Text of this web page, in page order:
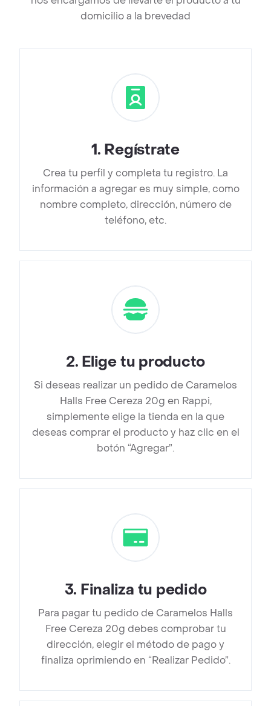
domicilio a la brevedad
1. Regístrate
Crea tu perfil y completa tu registro. La
información a agregar es muy simple, como
nombre completo, dirección, número de
teléfono, etc.
2. Elige tu producto
Si deseas realizar un pedido de Caramelos
Halls Free Cereza 20g en Rappi,
simplemente elige la tienda en la que
deseas comprar el producto y haz clic en el
botón “Agregar”.
3. Finaliza tu pedido
Para pagar tu pedido de Caramelos Halls
Free Cereza 20g debes comprobar tu
dirección, elegir el método de pago y
finaliza oprimiendo en “Realizar Pedido”.